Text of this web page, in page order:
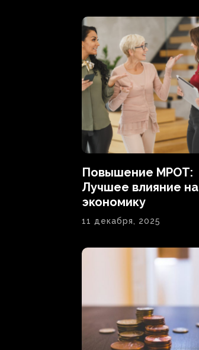
Повышение МРОТ:
Лучшее влияние на
экономику
11 декабря, 2025